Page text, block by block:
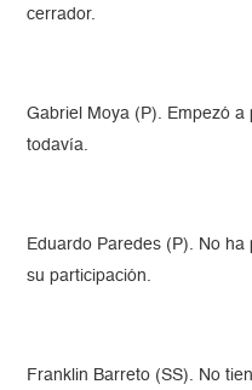
cerrador.
Gabriel Moya (P). Empezó
todavía.
Eduardo Paredes (P). No
su participación.
Franklin Barreto (SS). No